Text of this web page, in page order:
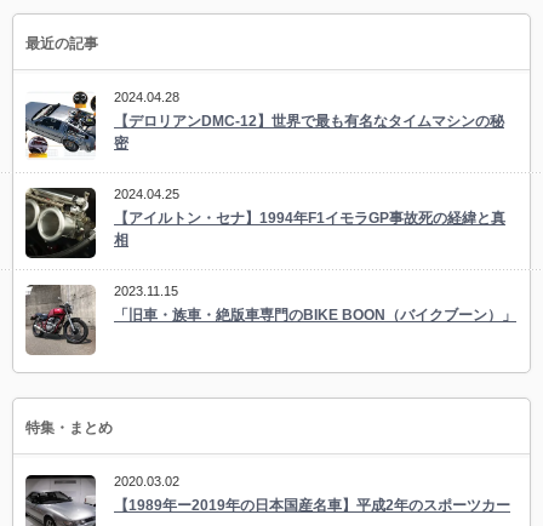
最近の記事
2024.04.28
【デロリアンDMC-12】世界で最も有名なタイムマシンの秘
密
2024.04.25
【アイルトン・セナ】1994年F1イモラGP事故死の経緯と真
相
2023.11.15
「旧車・族車・絶版車専門のBIKE BOON（バイクブーン）」
特集・まとめ
2020.03.02
【1989年ー2019年の日本国産名車】平成2年のスポーツカー